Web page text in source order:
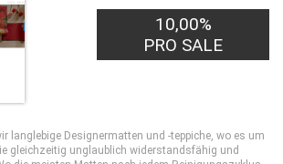
10,00%
PRO SALE
langlebige Designermatten und -teppiche, wo es um
gleichzeitig unglaublich widerstandsfähig und